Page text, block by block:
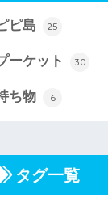
ピ島 25
ーケット 30
ち物 6
タグ一覧